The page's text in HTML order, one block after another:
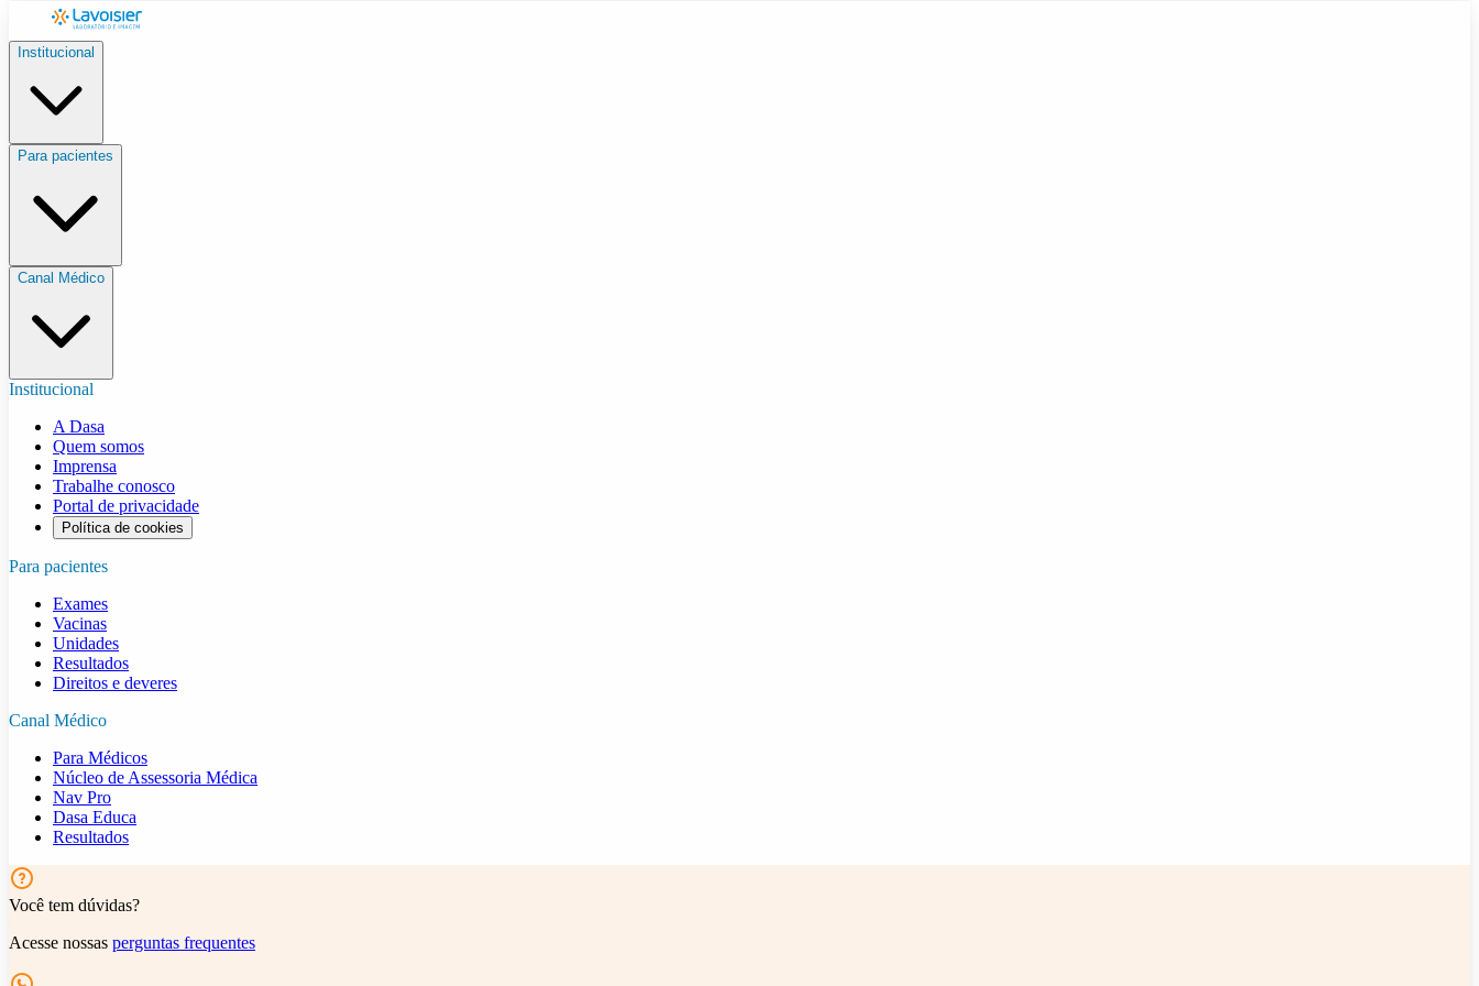
Institucional
Para pacientes
Canal Médico
Institucional
A Dasa
Quem somos
Imprensa
Trabalhe conosco
Portal de privacidade
Política de cookies
Para pacientes
Exames
Vacinas
Unidades
Resultados
Direitos e deveres
Canal Médico
Para Médicos
Núcleo de Assessoria Médica
Nav Pro
Dasa Educa
Resultados
Você tem dúvidas?
Acesse nossas perguntas frequentes